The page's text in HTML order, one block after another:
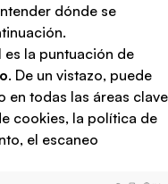
dónde se
es la puntuación de
. De un vistazo, puede
en todas las áreas clave
cookies, la política de
el escaneo